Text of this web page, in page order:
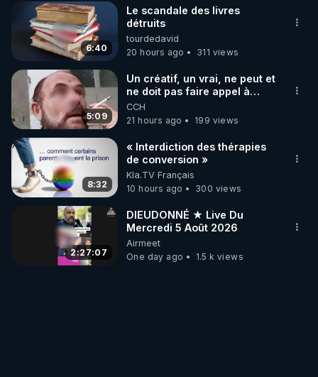
6:40
Le scandale des livres
détruits
tourdedavid
20 hours ago
311 views
5:09
Un créatif, un vrai, ne peut et
ne doit pas faire appel à
l'intelligence artificielle
CCH
21 hours ago
199 views
8:32
« Interdiction des thérapies
de conversion »
Kla.TV Français
10 hours ago
300 views
2:27:07
DIEUDONNÉ ★ Live Du
Mercredi 5 Août 2026
Airmeet
One day ago
1.5 k views